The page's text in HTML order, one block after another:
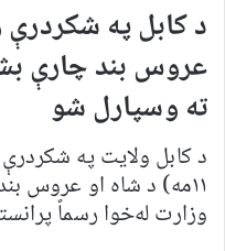
د کابل په
عروس بند چارې
ته وسپارل شو
د کابل ولایت په
۱۱مه) د شاه او عروس
وزارت له‌خوا رسماً